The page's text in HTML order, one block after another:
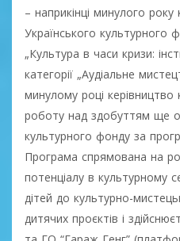
– наприкінці минулого
Українського культурного
„Культура в часи кризи:
категорії „Аудіальне
минулому році
роботу над здобуттям ще
культурного фонду за
Програма спрямована на
потенціалу в культурному
дітей до культурно-
дитячих проєктів і